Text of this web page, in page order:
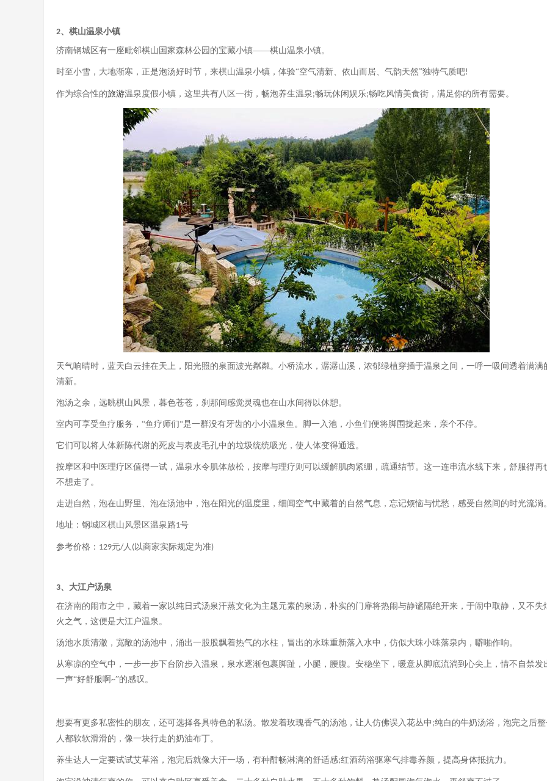
2、棋山温泉小镇
济南钢城区有一座毗邻棋山国家森林公园的宝藏小镇——棋山温泉小镇。
时至小雪，大地渐寒，正是泡汤好时节，来棋山温泉小镇，体验“空气清新、依山而居、气韵天然”独特气质吧!
作为综合性的旅游温泉度假小镇，这里共有八区一街，畅泡养生温泉 ;畅玩休闲娱乐;畅吃风情美食街，满足你的所有需要。
天气响晴时，蓝天白云挂在天上，阳光照的泉面波光粼粼。小桥流水，潺潺山溪，浓郁绿植穿插于温泉之间，一呼一吸间透着满满
清新。
泡汤之余，远眺棋山风景，暮色苍苍，刹那间感觉灵魂也在山水间得以休憩。
室内可享受鱼疗服务， “鱼疗师们“是一群没有牙齿的小小温泉鱼。脚一入池，小鱼们便将脚围拢起来，亲个不停。
它们可以将人体新陈代谢的死皮与表皮毛孔中的垃圾统统吸光，使人体变得通透。
按摩区和中医理疗区值得一试，温泉水令肌体放松，按摩与理疗则可以缓解肌肉紧绷，疏通结节。这一连串流水线下来，舒服得再
不想走了。
走进自然，泡在山野里、泡在汤池中，泡在阳光的温度里，细闻空气中藏着的自然气息，忘记烦恼与忧愁，感受自然间的时光流淌。
地址：钢城区棋山风景区温泉路1号
参考价格： 129元/人 (以商家实际规定为准)
3、大江户汤泉
在济南的闹市之中，藏着一家以纯日式汤泉汗蒸文化为主题元素的泉汤，朴实的门扉将热闹与静谧隔绝开来，于闹中取静，又不失
火之气，这便是大江户温泉。
汤池水质清澈，宽敞的汤池中，涌出一股股飘着热气的水柱，冒出的水珠重新落入水中，仿似大珠小珠落泉内，噼啪作响。
从寒凉的空气中，一步一步下台阶步入温泉，泉水逐渐包裹脚趾，小腿，腰腹。安稳坐下，暖意从脚底流淌到心尖上，情不自禁发
一声“好舒服啊 ~”的感叹。
想要有更多私密性的朋友，还可选择各具特色的私汤。散发着玫瑰香气的汤池，让人仿佛误入花丛中 ;纯白的牛奶汤浴，泡完之后整
人都软软滑滑的，像一块行走的奶油布丁。
养生达人一定要试试艾草浴，泡完后就像大汗一场，有种酣畅淋漓的舒适感;红酒药浴驱寒气排毒养颜，提高身体抵抗力。